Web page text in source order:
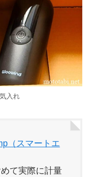
入れ
（スマートエ
て実際に計量